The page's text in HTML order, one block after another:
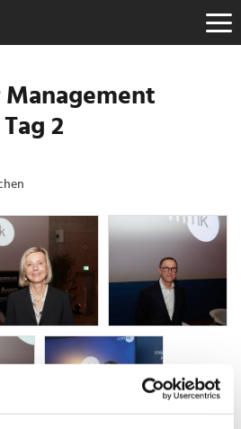
Management
2